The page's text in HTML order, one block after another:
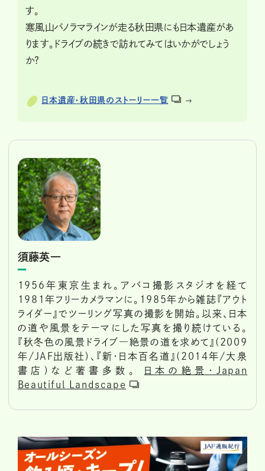
す。
寒風山パノラマラインが走る秋田県にも日本遺産があ
ります。ドライブの続きで訪れてみてはいかがでしょう
か?
日本遺産・秋田県のストーリー一覧
須藤英一
1956年東京生まれ。アバコ撮影スタジオを経て
1981年フリーカメラマンに。1985年から雑誌『アウト
ライダー』でツーリング写真の撮影を開始。以来、日本
の道や風景をテーマにした写真を撮り続けている。
『秋冬色の風景ドライブ―絶景の道を求めて』(2009
年/JAF出版社)、『新・日本百名道』(2014年/大泉
書店)など著書多数。
日本の絶景・Japan
Beautiful Landscape